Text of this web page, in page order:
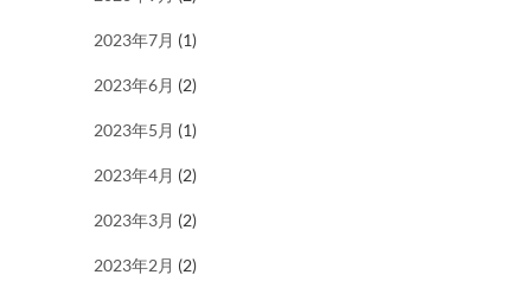
2023年7月 (1)
2023年6月 (2)
2023年5月 (1)
2023年4月 (2)
2023年3月 (2)
2023年2月 (2)